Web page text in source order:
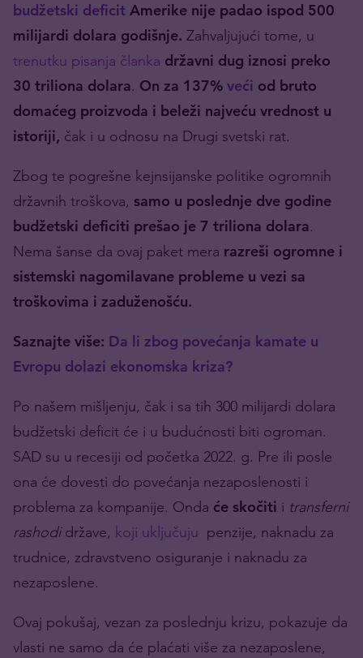
budžetski deficit Amerike nije padao ispod 500
milijardi dolara godišnje. Zahvaljujući tome, u
trenutku pisanja članka državni dug iznosi preko
30 triliona dolara. On za 137% veći od bruto
domaćeg proizvoda i beleži najveću vrednost u
istoriji, čak i u odnosu na Drugi svetski rat.
Zbog te pogrešne kejnsijanske politike ogromnih
državnih troškova, samo u poslednje dve godine
budžetski deficiti prešao je 7 triliona dolara.
Nema šanse da ovaj paket mera razreši ogromne i
sistemski nagomilavane probleme u vezi sa
troškovima i zaduženošću.
Saznajte više: Da li zbog povećanja kamate u
Evropu dolazi ekonomska kriza?
Po našem mišljenju, čak i sa tih 300 milijardi dolara
budžetski deficit će i u budućnosti biti ogroman.
SAD su u recesiji od početka 2022. g. Pre ili posle
ona će dovesti do povećanja nezaposlenosti i
problema za kompanije. Onda će skočiti i transferni
rashodidržave, koji uključuju penzije, naknadu za
trudnice, zdravstveno osiguranje i naknadu za
nezaposlene.
Ovaj pokušaj, vezan za poslednju krizu, pokazuje da
vlasti ne samo da će plaćati više za nezaposlene,